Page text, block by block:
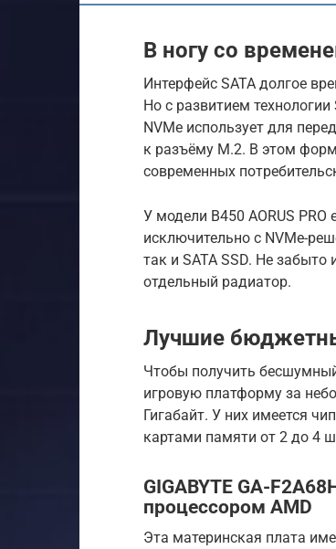
В ногу со
Интерфейс SATA долгое
Но с развитием
NVMe использует для
к разъёму M.2. В этом
современных
У модели B450 AORUS
исключительно с NVMe-
так и SATA SSD. Не
отдельный радиатор.
Лучшие
Чтобы получить
игровую платформу за
Гигабайт. У них имеется
картами памяти от 2 до 4
GIGABYTE GA-
процессором AMD
Эта материнская плата